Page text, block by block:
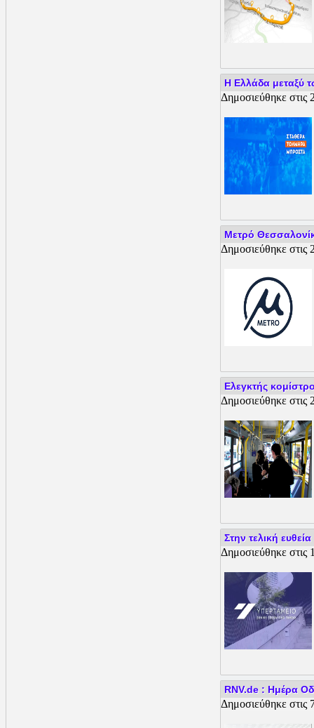
Η Ελλάδα μεταξύ
Δημοσιεύθηκε στις
Μετρό
Δημοσιεύθηκε στις
Ελεγκτής
Δημοσιεύθηκε στις
Στην τελική
Δημοσιεύθηκε στις
RNV.de : Ημέρα
Δημοσιεύθηκε στις